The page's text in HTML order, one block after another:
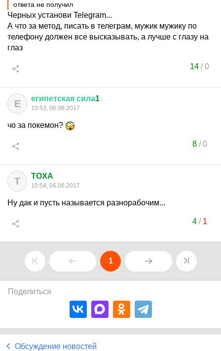
ответа не получил
Черных установи Telegram...
А что за метод, писать в телеграм, мужик мужику по
телефону должен все высказывать, а лучше с глазу на
глаз
14 /0
Е египетская сила1
10:53, 06.06.2017
чо за покемон?
8/0
T TOXA
10:54, 06.06.2017
Ну дак и пусть называется разнорабочим...
4/ 1
1
Поделиться
Обсуждение новостей